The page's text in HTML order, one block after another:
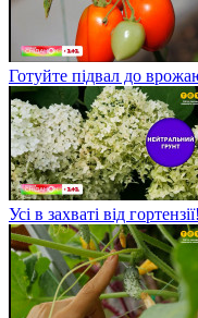
Готуйте підвал до
Усі в захваті від